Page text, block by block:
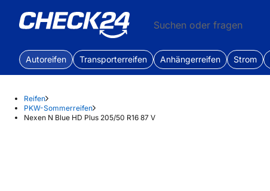
Suchen oder fragen
Autoreifen Transporterreifen Anhängerreifen Strom
Reifen
PKW-Sommerreifen
Nexen N Blue HD Plus 205/50 R16 87 V